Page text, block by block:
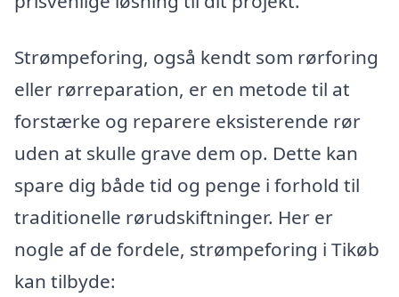
Strømpeforing, også kendt som rørforing
eller rørreparation, er en metode til at
forstærke og reparere eksisterende rør
uden at skulle grave dem op. Dette kan
spare dig både tid og penge i forhold til
traditionelle rørudskiftninger. Her er
nogle af de fordele, strømpeforing i Tikøb
kan tilbyde: